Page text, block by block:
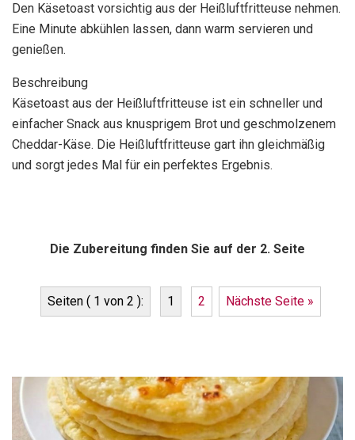
Den Käsetoast vorsichtig aus der Heißluftfritteuse nehmen.
Eine Minute abkühlen lassen, dann warm servieren und
genießen.
Beschreibung
Käsetoast aus der Heißluftfritteuse ist ein schneller und
einfacher Snack aus knusprigem Brot und geschmolzenem
Cheddar-Käse. Die Heißluftfritteuse gart ihn gleichmäßig
und sorgt jedes Mal für ein perfektes Ergebnis.
Die Zubereitung finden Sie auf der 2. Seite
Seiten ( 1 von 2 ): 1 2 Nächste Seite »